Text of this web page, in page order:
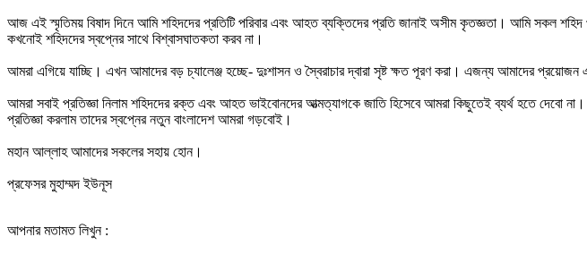
আজ এই স্মৃতিময় বিষাদ দিনে আমি শহিদদের প্রতিটি পরিবার এবং আহত ব্যক্তিদের প্রতি জানাই অসীম কৃতজ্ঞতা। আমি সকল
কখনোই শহিদদের স্বপ্নের সাথে বিশ্বাসঘাতকতা করব না।
আমরা এগিয়ে যাচ্ছি। এখন আমাদের বড় চ্যালেঞ্জ হচ্ছে- দুঃশাসন ও স্বৈরাচার দ্বারা সৃষ্ট ক্ষত পূরণ করা। এজন্য আমাদের
আমরা সবাই প্রতিজ্ঞা নিলাম শহিদদের রক্ত এবং আহত ভাইবোনদের আত্মত্যাগকে জাতি হিসেবে আমরা কিছুতেই ব্যর্থ হতে দেবো
প্রতিজ্ঞা করলাম তাদের স্বপ্নের নতুন বাংলাদেশ আমরা গড়বোই।
মহান আল্লাহ আমাদের সকলের সহায় হোন।
প্রফেসর মুহাম্মদ ইউনূস
আপনার মতামত লিখুন :